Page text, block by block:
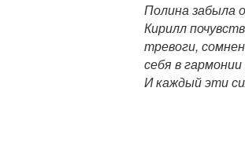
Полина забыла
Кирилл
тревоги,
себя в
И каждый эти